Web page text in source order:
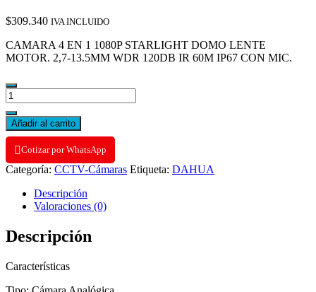
$309.340 IVA INCLUIDO
CAMARA 4 EN 1 1080P STARLIGHT DOMO LENTE
MOTOR. 2,7-13.5MM WDR 120DB IR 60M IP67 CON MIC.
CAMARA
4
EN
1
1080P
STARLIGHT
DOMO
MOTOR.
WDR
60M
IP67
Añadir al carrito
Cotizar por WhatsApp
Categoría: CCTV-Cámaras Etiqueta: DAHUA
Descripción
Valoraciones (0)
Descripción
Características